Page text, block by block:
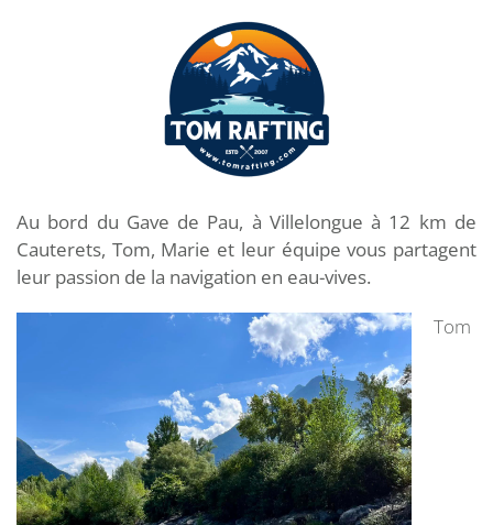
Au bord du Gave de Pau, à Villelongue à 12 km de
Cauterets, Tom, Marie et leur équipe vous partagent
leur passion de la navigation en eau-vives.
Tom